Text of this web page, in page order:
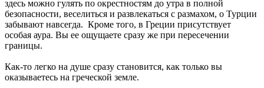
здесь можно гулять по окрестностям до утра в полной
безопасности, веселиться и развлекаться с размахом, о Турции
забывают навсегда. Кроме того, в Греции присутствует
особая аура. Вы ее ощущаете сразу же при пересечении
границы.
Как-то легко на душе сразу становится, как только вы
оказываетесь на греческой земле.